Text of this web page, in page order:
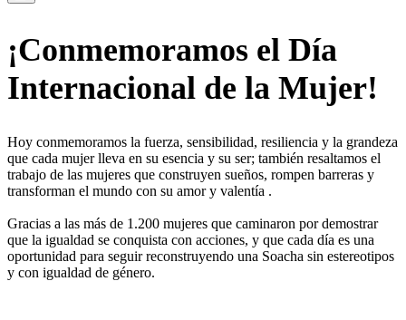
¡Conmemoramos el Día
Internacional de la Mujer!
Hoy conmemoramos la fuerza, sensibilidad, resiliencia y la grandeza
que cada mujer lleva en su esencia y su ser; también resaltamos el
trabajo de las mujeres que construyen sueños, rompen barreras y
transforman el mundo con su amor y valentía .
Gracias a las más de 1.200 mujeres que caminaron por demostrar
que la igualdad se conquista con acciones, y que cada día es una
oportunidad para seguir reconstruyendo una Soacha sin estereotipos
y con igualdad de género.